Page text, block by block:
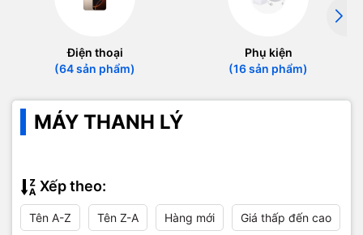
Điện thoại
(64 sản phẩm)
Phụ kiện
(16 sản phẩm)
MÁY THANH LÝ
Xếp theo:
Tên A-Z Tên Z-A Hàng mới Giá thấp đến cao